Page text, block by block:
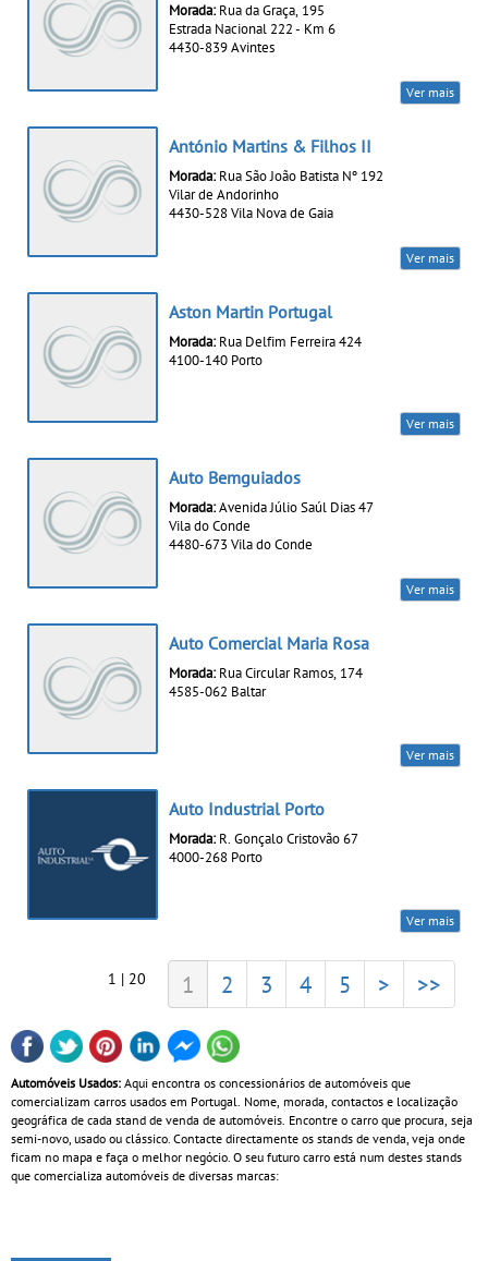
Morada: Rua da Graça, 195
Estrada Nacional 222 - Km 6
4430-839 Avintes
Ver mais
António Martins & Filhos II
Morada: Rua São João Batista Nº 192
Vilar de Andorinho
4430-528 Vila Nova de Gaia
Ver mais
Aston Martin Portugal
Morada: Rua Delfim Ferreira 424
4100-140 Porto
Ver mais
Auto Bemguiados
Morada:Avenida Júlio Saúl Dias 47
Vila do Conde
4480-673 Vila do Conde
Ver mais
Auto Comercial Maria Rosa
Morada: Rua Circular Ramos, 174
4585-062 Baltar
Ver mais
Auto Industrial Porto
Morada: R. Gonçalo Cristovão 67
4000-268 Porto
Ver mais
1 | 20 1 2 3 4 5 > >>
Automóveis Usados: Aqui encontra os concessionários de automóveis que
comercializam carros usados em Portugal. Nome, morada, contactos e localização
geográfica de cada stand de venda de automóveis. Encontre o carro que procura, seja
semi-novo, usado ou clássico. Contacte directamente os stands de venda, veja onde
ficam no mapa e faça o melhor negócio. O seu futuro carro está num destes stands
que comercializa automóveis de diversas marcas: